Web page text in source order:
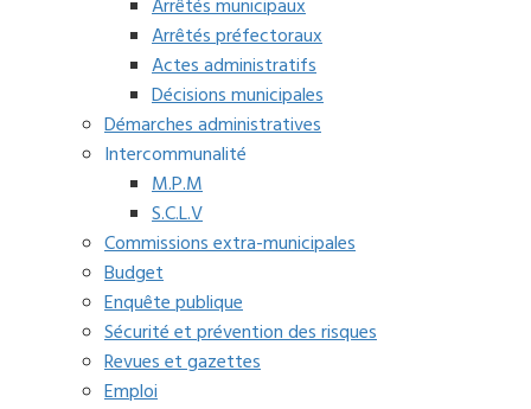
Arrêtés municipaux
Arrêtés préfectoraux
Actes administratifs
Décisions municipales
Démarches administratives
Intercommunalité
M.P.M
S.C.L.V
Commissions extra-municipales
Budget
Enquête publique
Sécurité et prévention des risques
Revues et gazettes
Emploi